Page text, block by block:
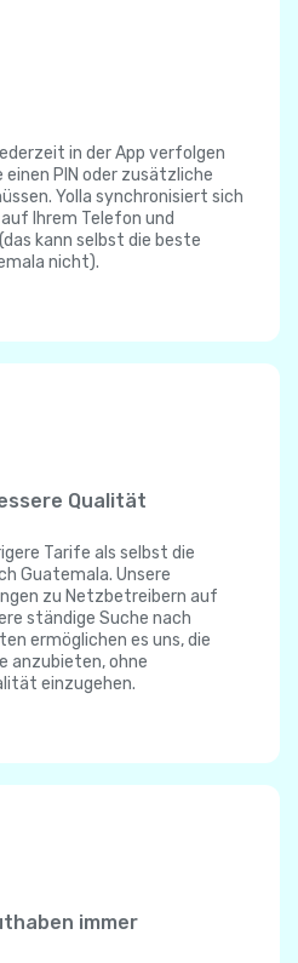
in der App verfolgen
PIN oder zusätzliche
Yolla synchronisiert sich
Ihrem Telefon und
kann selbst die beste
nicht).
Qualität
Tarife als selbst die
Guatemala. Unsere
zu Netzbetreibern auf
ständige Suche nach
ermöglichen es uns, die
anzubieten, ohne
einzugehen.
immer